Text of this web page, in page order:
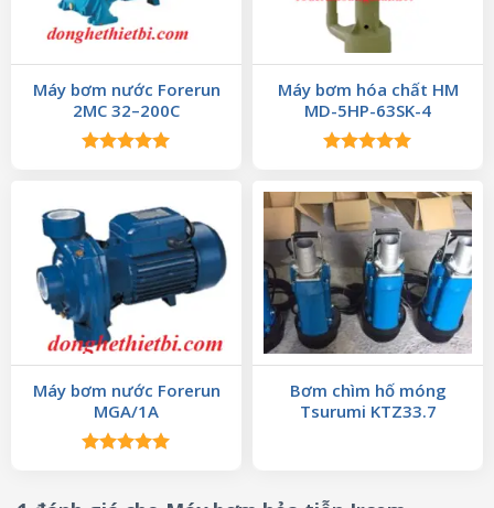
Máy bơm nước Forerun
2MC 32–200C
Máy bơm hóa chất HM
MD-5HP-63SK-4
5 sao
Máy bơm nước Forerun
MGA/1A
5 sao
Bơm chìm hố móng
Tsurumi KTZ33.7